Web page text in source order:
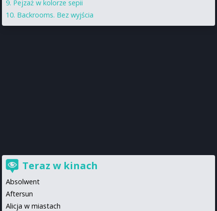
Pejzaż w kolorze sepii
Backrooms. Bez wyjścia
Teraz w kinach
Absolwent
Aftersun
Alicja w miastach